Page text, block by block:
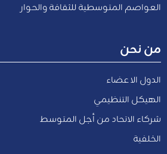
العواصم المتوسطية للثقافة والحوار
من نحن
الدول الاعضاء
الهيكل التنظيمي
شركاء الاتحاد من أجل المتوسط
الخلفية